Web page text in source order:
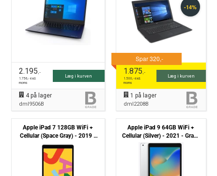
2.195,-
1.756,- excl.
moms
Læg i kurven
4på lager
dml9506B
1.875,-
1.500,- excl.
moms
Læg i kurven
1 på lager
dml2208B
Apple iPad 7 128GB WiFi +
Cellular (Space Gray) - 2019 -
Grade B
Apple iPad 9 64GB WiFi +
Cellular (Silver) - 2021 - Grade
B